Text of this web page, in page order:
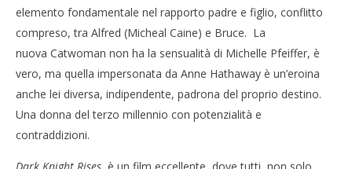
elemento fondamentale nel rapporto padre e figlio, conflitto
compreso, tra Alfred (Micheal Caine) e Bruce. La
nuova Catwoman non ha la sensualità di Michelle Pfeiffer, è
vero, ma quella impersonata da Anne Hathaway è un’eroina
anche lei diversa, indipendente, padrona del proprio destino.
Una donna del terzo millennio con potenzialità e
contraddizioni.